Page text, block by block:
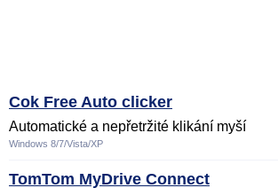
Cok Free Auto clicker
Automatické a nepřetržité klikání myší
Windows 8/7/Vista/XP
TomTom MyDrive Connect